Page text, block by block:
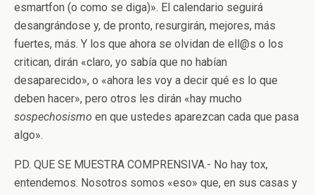
esmartfon (o como se diga)». El calendario seguirá
desangrándose y, de pronto, resurgirán, mejores, más
fuertes, más. Y los que ahora se olvidan de ell@s o los
critican, dirán «claro, yo sabía que no habían
desaparecido», o «ahora les voy a decir qué es lo que
deben hacer», pero otros les dirán «hay mucho
sospechosismo en que ustedes aparezcan cada que pasa
algo».
P.D. QUE SE MUESTRA COMPRENSIVA.- No hay tox,
entendemos. Nosotros somos «eso» que, en sus casas y